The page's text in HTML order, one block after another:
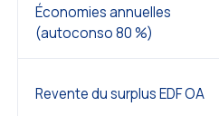
Économies annuelles
(autoconso 80 %)
Revente du surplus EDF OA